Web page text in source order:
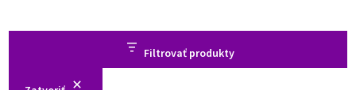
Filtrovať produkty